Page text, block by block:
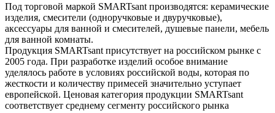
Под торговой маркой SMARTsant производятся: керамические
изделия, смесители (одноручковые и двуручковые),
аксессуары для ванной и смесителей, душевые панели, мебель
для ванной комнаты.
Продукция SMARTsant присутствует на российском рынке с
2005 года. При разработке изделий особое внимание
уделялось работе в условиях российской воды, которая по
жесткости и количеству примесей значительно уступает
европейской. Ценовая категория продукции SMARTsant
соответствует среднему сегменту российского рынка